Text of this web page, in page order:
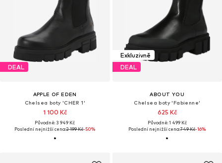
DEAL
APPLE OF EDEN
Chelsea boty 'CHER 1'
1 100 Kč
Původně: 3 949 Kč
Poslední nejnižší cena:2 199 Kč-50%
Exkluzivně
DEAL
ABOUT YOU
Chelsea boty 'Fabienne'
625 Kč
Původně: 1 499 Kč
Poslední nejnižší cena:749 Kč-16%